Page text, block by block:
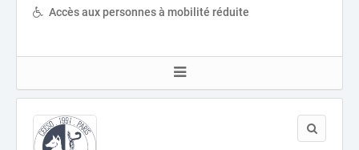
Accès aux personnes à mobilité réduite